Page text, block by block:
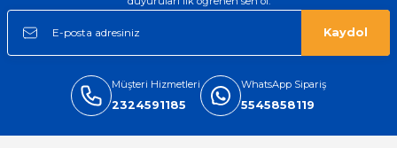
Kaydol
Müşteri Hizmetleri
2324591185
WhatsApp Sipariş
5545858119